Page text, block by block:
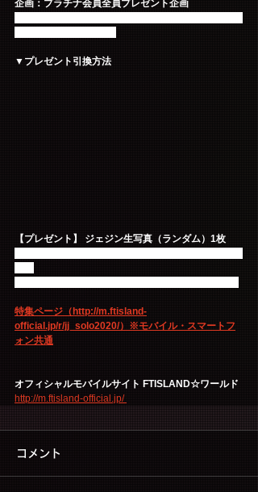
企画：プラチナ会員全員プレゼント企画
▼プレゼント引換方法
【プレゼント】 ジェジン生写真（ランダム）1枚
特集ページ（http://m.ftisland-
official.jp/r/jj_solo2020/）※モバイル・スマートフ
ォン共通
オフィシャルモバイルサイト FTISLAND☆ワールド
http://m.ftisland-official.jp/
コメント